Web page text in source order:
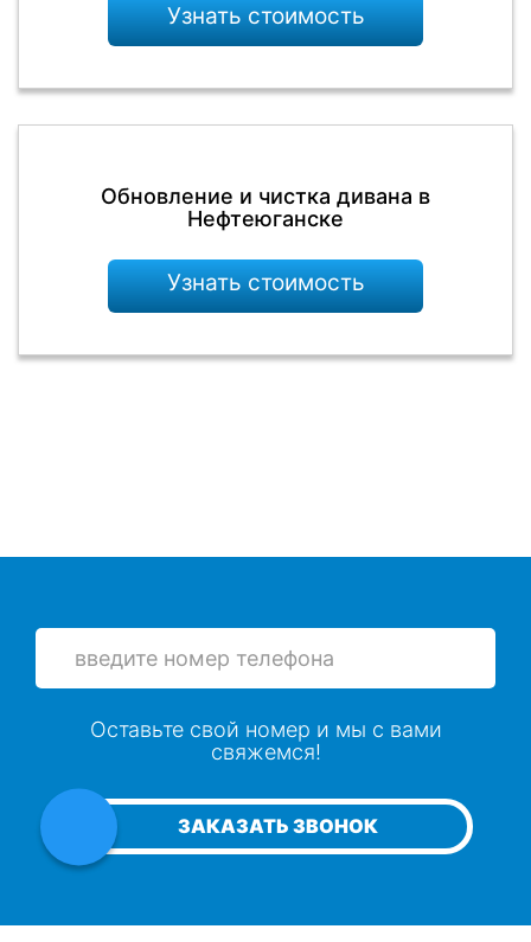
Узнать стоимость
Обновление и чистка дивана в
Нефтеюганске
Узнать стоимость
ЗАКАЗАТЬ ЗВОНОК
Оставьте свой номер и мы с вами
свяжемся!